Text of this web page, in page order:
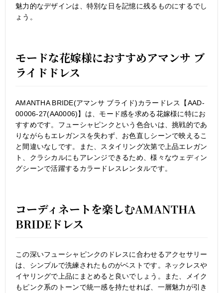
魅力的なデザインは、特別な日を記憶に残るものにするでし
ょう。
モードな花嫁様におすすめアマンサ ブ
ライドドレス
AMANTHA BRIDE(アマンサ ブライド)カラードレス【AAD-
00006-27(AA0006)】は、モード感を求める花嫁様に特にお
すすめです。フューシャピンクという色合いは、挑戦的であ
りながらもエレガンスを失わず、お色直しシーンで映えるこ
と間違いなしです。また、スタイリング次第で上品エレガン
ト、クラシカルにもアレンジできるため、様々なウェディン
グシーンで活躍するカラードレスレンタルです。
コーディネートを楽しむAMANTHA
BRIDEドレス
この深いフューシャピンクのドレスに合わせるアクセサリー
は、シンプルで洗練されたものがベストです。ネックレスや
イヤリングで上品にまとめると良いでしょう。また、メイク
もピンク系のトーンで統一感を持たせれば、一層魅力が引き